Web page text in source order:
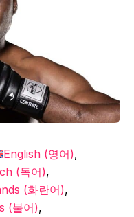
English (영어)
(독어)
(화란어)
(불어)